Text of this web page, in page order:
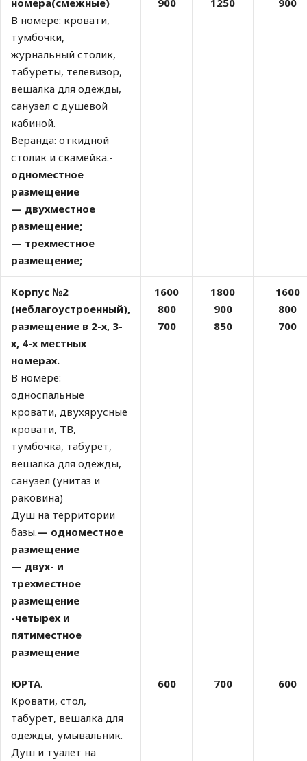
В номере: кровати,
тумбочки,
журнальный столик,
табуреты, телевизор,
вешалка для одежды,
санузел с душевой
кабиной.
Веранда: откидной
столик и скамейка.-
одноместное
размещение
— двухместное
размещение;
— трехместное
размещение;
Корпус №2
(неблагоустроенный),
размещение в 2-х, 3-
х, 4-х местных
номерах.
В номере:
односпальные
кровати, двухярусные
кровати, ТВ,
тумбочка, табурет,
вешалка для одежды,
санузел (унитаз и
раковина)
Душ на территории
базы.— одноместное
размещение
— двух- и
трехместное
размещение
-четырех и
пятиместное
размещение
1600
800
700
1800
900
850
1600
800
700
ЮРТА.
Кровати, стол,
табурет, вешалка для
одежды, умывальник.
Душ и туалет на
600 700 600